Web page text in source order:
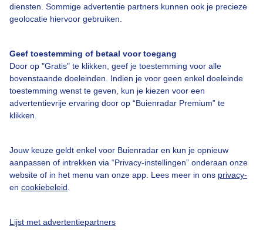
diensten. Sommige advertentie partners kunnen ook je precieze
geolocatie hiervoor gebruiken.
Geef toestemming of betaal voor toegang
Door op "Gratis" te klikken, geef je toestemming voor alle
bovenstaande doeleinden. Indien je voor geen enkel doeleinde
toestemming wenst te geven, kun je kiezen voor een
advertentievrije ervaring door op “Buienradar Premium” te
klikken.
Jouw keuze geldt enkel voor Buienradar en kun je opnieuw
aanpassen of intrekken via “Privacy-instellingen” onderaan onze
website of in het menu van onze app. Lees meer in ons privacy-
en cookiebeleid
Lijst met advertentiepartners
Bedrijfsgegevens
Contact
Toegankelijkheid
Gebruikersvoorwaarden
Adverteren
Privacy beleid
Cookie beleid